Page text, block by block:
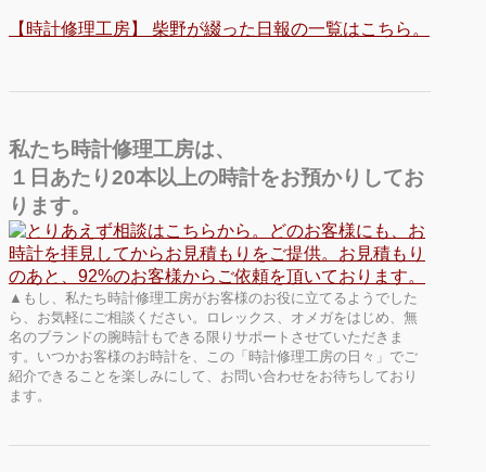
【時計修理工房】 柴野が綴った日報の一覧はこちら。
私たち時計修理工房は、
１日あたり20本以上の時計をお預かりしてお
ります。
▲もし、私たち時計修理工房がお客様のお役に立てるようでした
ら、お気軽にご相談ください。ロレックス、オメガをはじめ、無
名のブランドの腕時計もできる限りサポートさせていただきま
す。いつかお客様のお時計を、この「時計修理工房の日々」でご
紹介できることを楽しみにして、お問い合わせをお待ちしており
ます。